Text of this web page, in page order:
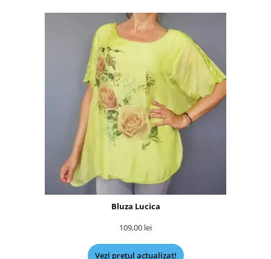
Bluza Lucica
109,00 lei
Vezi prețul actualizat!